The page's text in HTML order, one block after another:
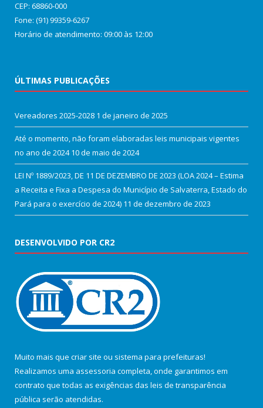
CEP: 68860‑000
Fone: (91) 99359-6267
Horário de atendimento: 09:00 às 12:00
ÚLTIMAS PUBLICAÇÕES
Vereadores 2025-2028 1 de janeiro de 2025
Até o momento, não foram elaboradas leis municipais vigentes
no ano de 2024 10 de maio de 2024
LEI Nº 1889/2023, DE 11 DE DEZEMBRO DE 2023 (LOA 2024 – Estima
a Receita e Fixa a Despesa do Município de Salvaterra, Estado do
Pará para o exercício de 2024) 11 de dezembro de 2023
DESENVOLVIDO POR CR2
Muito mais que criar site ou sistema para prefeituras!
Realizamos uma assessoria completa, onde garantimos em
contrato que todas as exigências das leis de transparência
pública serão atendidas.